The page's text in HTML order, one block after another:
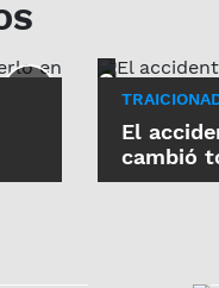
El
cambió